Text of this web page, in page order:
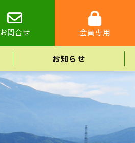
お問合せ 会員専用
お知らせ